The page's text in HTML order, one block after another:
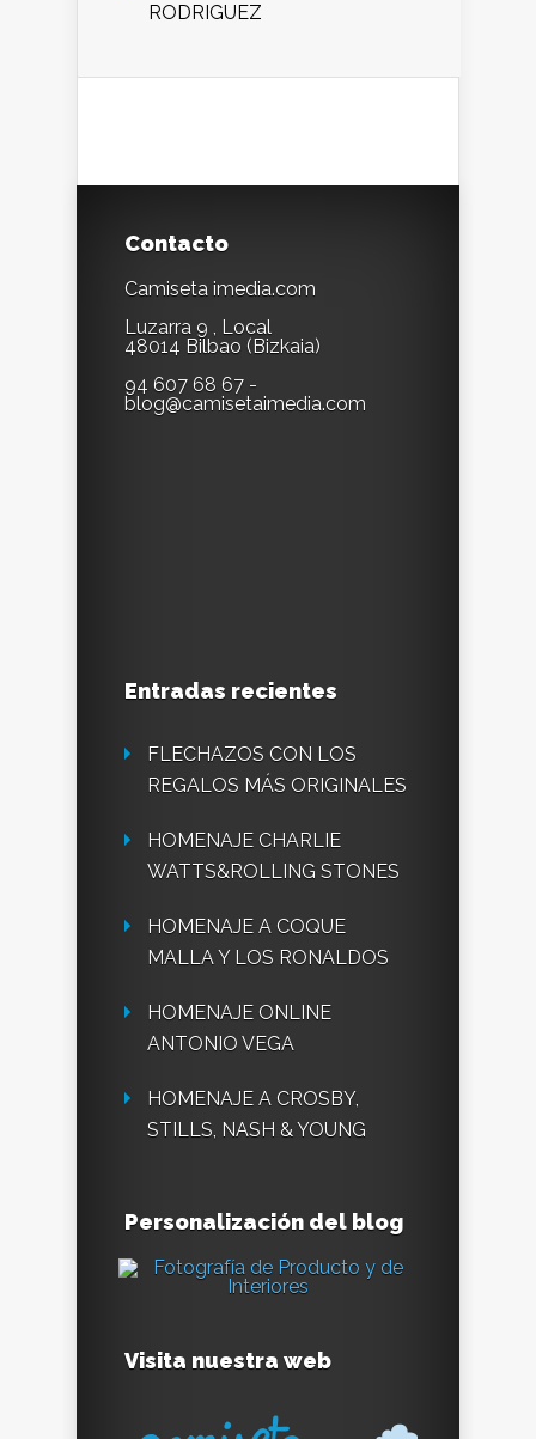
RODRIGUEZ
Contacto
Camiseta imedia.com
Luzarra 9 , Local
48014 Bilbao (Bizkaia)
94 607 68 67 -
blog@camisetaimedia.com
Entradas recientes
FLECHAZOS CON LOS
REGALOS MÁS ORIGINALES
HOMENAJE CHARLIE
WATTS&ROLLING STONES
HOMENAJE A COQUE
MALLA Y LOS RONALDOS
HOMENAJE ONLINE
ANTONIO VEGA
HOMENAJE A CROSBY,
STILLS, NASH & YOUNG
Personalización del blog
Visita nuestra web